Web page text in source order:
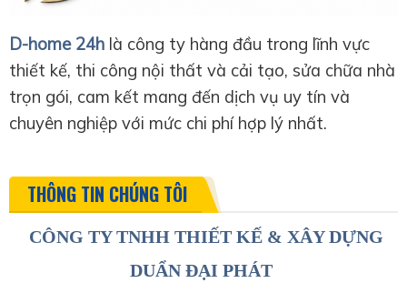
D-home 24h là công ty hàng đầu trong lĩnh vực
thiết kế, thi công nội thất và cải tạo, sửa chữa nhà
trọn gói, cam kết mang đến dịch vụ uy tín và
chuyên nghiệp với mức chi phí hợp lý nhất.
THÔNG TIN CHÚNG TÔI
CÔNG TY TNHH THIẾT KẾ & XÂY DỰNG
DUẨN ĐẠI PHÁT